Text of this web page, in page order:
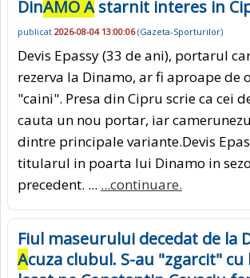
DinAMO Astarnit interes in
publicat 2026-08-04 13:00:06(Gazeta-Sporturilor)
Devis Epassy (33 de ani), portarul
rezerva la Dinamo, ar fi aproape de
"caini". Presa din Cipru scrie ca cei
cauta un nou portar, iar
dintre principale variante.Devis
titularul in poarta lui Dinamo in
precedent. ... ...continuare.
Fiul maseurului decedat de la
Acuza clubul. S-au "zgarcit" cu